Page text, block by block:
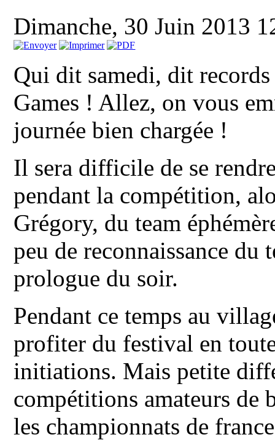
Dimanche, 30 Juin 2013
Qui dit samedi, dit
Games ! Allez, on vous
journée bien chargée !
Il sera difficile de se
pendant la compétition,
Grégory, du team
peu de reconnaissance du
prologue du soir.
Pendant ce temps au
profiter du festival en
initiations. Mais petite
compétitions amateurs de
les championnats de